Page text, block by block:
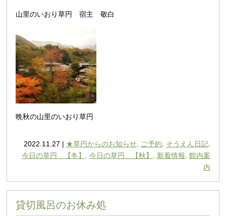
山里のいおり草円 宿主 敬白
晩秋の山里のいおり草円
2022.11.27 | ★草円からのお知らせ. ご予約 そうえん日記.
今日の草円 【冬】
今日の草円 【秋】 新着情報 館内案
内
貸切風呂のお休み処